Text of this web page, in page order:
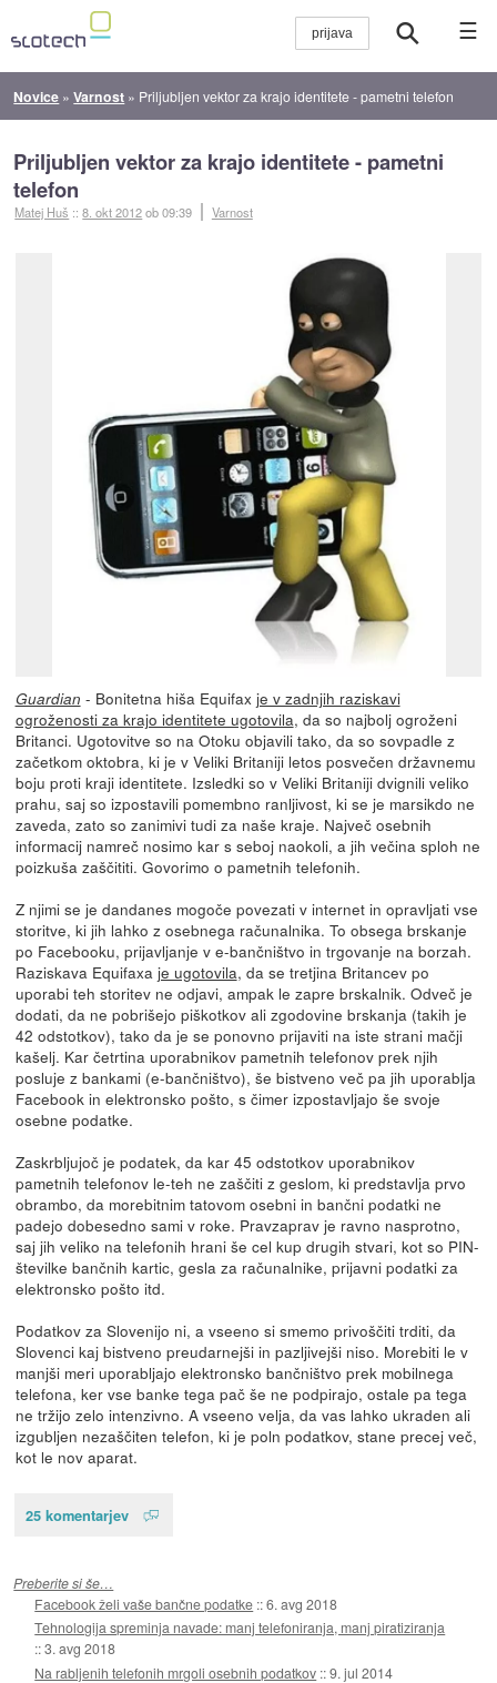
☰
Novice »Varnost » Priljubljen vektor za krajo identitete - pametni telefon
Priljubljen vektor za krajo identitete - pametni
telefon
Matej Huš ::8. okt 2012ob 09:39 Varnost
Guardian - Bonitetna hiša Equifax je v zadnjih raziskavi
ogroženosti za krajo identitete ugotovila, da so najbolj ogroženi
Britanci. Ugotovitve so na Otoku objavili tako, da so sovpadle z
začetkom oktobra, ki je v Veliki Britaniji letos posvečen državnemu
boju proti kraji identitete. Izsledki so v Veliki Britaniji dvignili veliko
prahu, saj so izpostavili pomembno ranljivost, ki se je marsikdo ne
zaveda, zato so zanimivi tudi za naše kraje. Največ osebnih
informacij namreč nosimo kar s seboj naokoli, a jih večina sploh ne
poizkuša zaščititi. Govorimo o pametnih telefonih.
Z njimi se je dandanes mogoče povezati v internet in opravljati vse
storitve, ki jih lahko z osebnega računalnika. To obsega brskanje
po Facebooku, prijavljanje v e-bančništvo in trgovanje na borzah.
Raziskava Equifaxa je ugotovila, da se tretjina Britancev po
uporabi teh storitev ne odjavi, ampak le zapre brskalnik. Odveč je
dodati, da ne pobrišejo piškotkov ali zgodovine brskanja (takih je
42 odstotkov), tako da je se ponovno prijaviti na iste strani mačji
kašelj. Kar četrtina uporabnikov pametnih telefonov prek njih
posluje z bankami (e-bančništvo), še bistveno več pa jih uporablja
Facebook in elektronsko pošto, s čimer izpostavljajo še svoje
osebne podatke.
Zaskrbljujoč je podatek, da kar 45 odstotkov uporabnikov
pametnih telefonov le-teh ne zaščiti z geslom, ki predstavlja prvo
obrambo, da morebitnim tatovom osebni in bančni podatki ne
padejo dobesedno sami v roke. Pravzaprav je ravno nasprotno,
saj jih veliko na telefonih hrani še cel kup drugih stvari, kot so PIN-
številke bančnih kartic, gesla za računalnike, prijavni podatki za
elektronsko pošto itd.
Podatkov za Slovenijo ni, a vseeno si smemo privoščiti trditi, da
Slovenci kaj bistveno preudarnejši in pazljivejši niso. Morebiti le v
manjši meri uporabljajo elektronsko bančništvo prek mobilnega
telefona, ker vse banke tega pač še ne podpirajo, ostale pa tega
ne tržijo zelo intenzivno. A vseeno velja, da vas lahko ukraden ali
izgubljen nezaščiten telefon, ki je poln podatkov, stane precej več,
kot le nov aparat.
25 komentarjev
Preberite si še…
Facebook želi vaše bančne podatke ::6. avg 2018
Tehnologija spreminja navade: manj telefoniranja, manj piratiziranja
::3. avg 2018
Na rabljenih telefonih mrgoli osebnih podatkov ::9. jul 2014